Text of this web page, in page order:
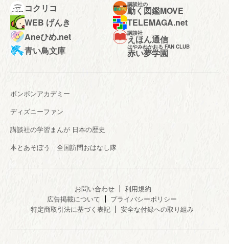
コクリコ
講談社の
動く図鑑MOVE
WEB げんき
TELEMAGA.net
Aneひめ.net
講談社
えほん通信
青い鳥文庫
はやみねかおる FAN CLUB
赤い夢学園
ボンボンアカデミー
ディズニーファン
講談社の学習まんが 日本の歴史
本とあそぼう 全国訪問おはなし隊
お問い合わせ
利用規約
広告掲載について
プライバシーポリシー
特定商取引法に基づく表記
安全な付録への取り組み